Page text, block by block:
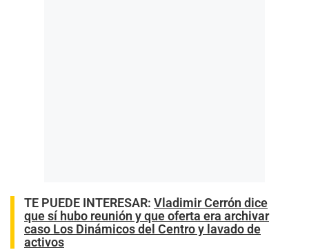
TE PUEDE INTERESAR: Vladimir Cerrón dice
que sí hubo reunión y que oferta era archivar
caso Los Dinámicos del Centro y lavado de
activos